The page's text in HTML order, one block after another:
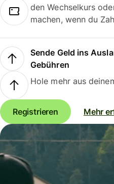
den Wechselkurs
machen, wenn du
Sende Geld ins
Gebühren
Hole mehr aus
Registrieren Mehr